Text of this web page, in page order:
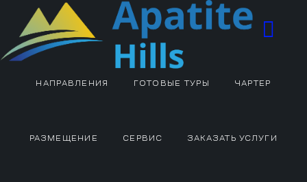
НАПРАВЛЕНИЯ ГОТОВЫЕ ТУРЫ ЧАРТЕР
РАЗМЕЩЕНИЕ СЕРВИС ЗАКАЗАТЬ УСЛУГИ